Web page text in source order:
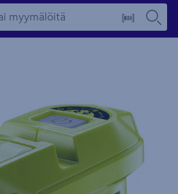
löytyy Tuotteen kuvaus -